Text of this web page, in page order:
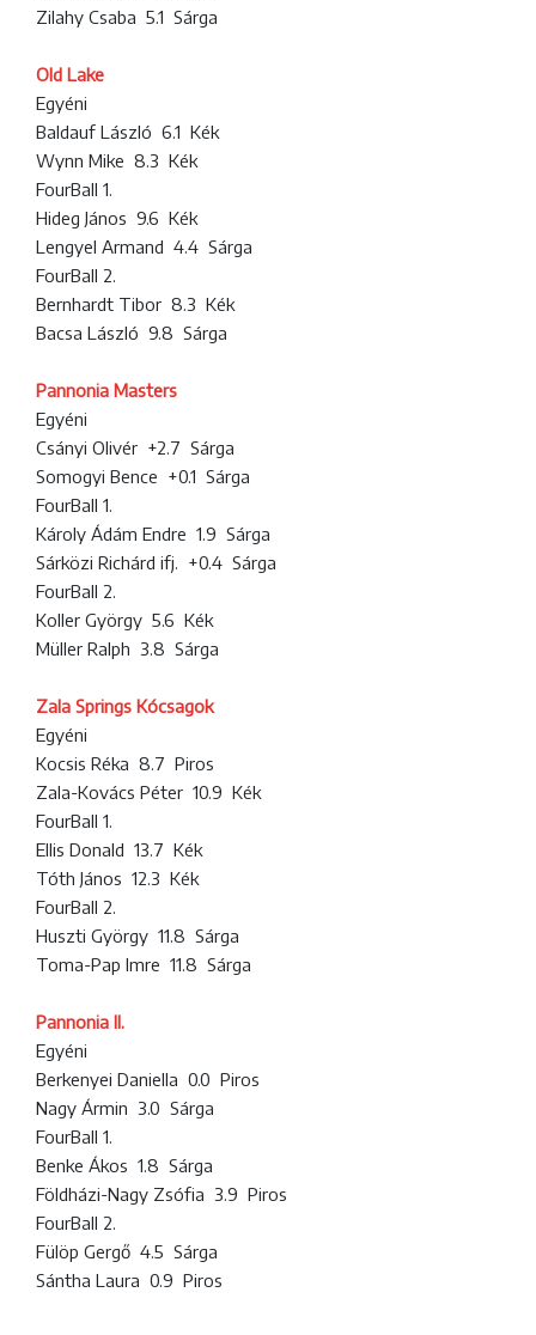
Zilahy Csaba 5.1 Sárga
Old Lake
Egyéni
Baldauf László 6.1 Kék
Wynn Mike 8.3 Kék
FourBall 1.
Hideg János 9.6 Kék
Lengyel Armand 4.4 Sárga
FourBall 2.
Bernhardt Tibor 8.3 Kék
Bacsa László 9.8 Sárga
Pannonia Masters
Egyéni
Csányi Olivér +2.7 Sárga
Somogyi Bence +0.1 Sárga
FourBall 1.
Károly Ádám Endre 1.9 Sárga
Sárközi Richárd ifj. +0.4 Sárga
FourBall 2.
Koller György 5.6 Kék
Müller Ralph 3.8 Sárga
Zala Springs Kócsagok
Egyéni
Kocsis Réka 8.7 Piros
Zala-Kovács Péter 10.9 Kék
FourBall 1.
Ellis Donald 13.7 Kék
Tóth János 12.3 Kék
FourBall 2.
Huszti György 11.8 Sárga
Toma-Pap Imre 11.8 Sárga
Pannonia II.
Egyéni
Berkenyei Daniella 0.0 Piros
Nagy Ármin 3.0 Sárga
FourBall 1.
Benke Ákos 1.8 Sárga
Földházi-Nagy Zsófia 3.9 Piros
FourBall 2.
Fülöp Gergő 4.5 Sárga
Sántha Laura 0.9 Piros